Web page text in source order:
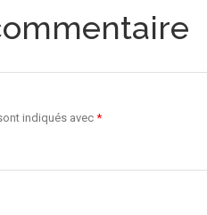
/
indiqués avec *